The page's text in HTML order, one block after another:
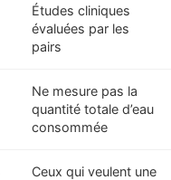
Études cliniques
évaluées par les
pairs
Ne mesure pas la
quantité totale d’eau
consommée
Ceux qui veulent une